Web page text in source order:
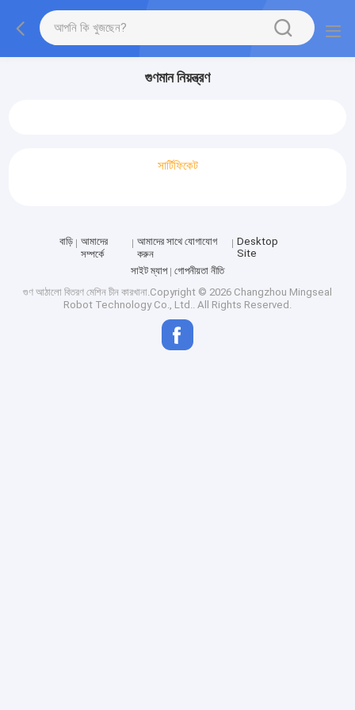
গুণমান নিয়ন্ত্রণ
সার্টিফিকেট
বাড়ি
আমাদের
সম্পর্কে
আমাদের সাথে যোগাযোগ
করুন
Desktop
Site
সাইট ম্যাপ
গোপনীয়তা নীতি
গুণ আঠালো বিতরণ মেশিন চীন কারখানা.Copyright © 2026 Changzhou Mingseal
Robot Technology Co., Ltd.. All Rights Reserved.